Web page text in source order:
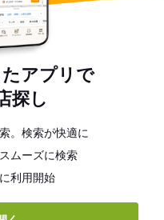
アプリで
探し
。検索が快適に
ムーズに検索
利用開始